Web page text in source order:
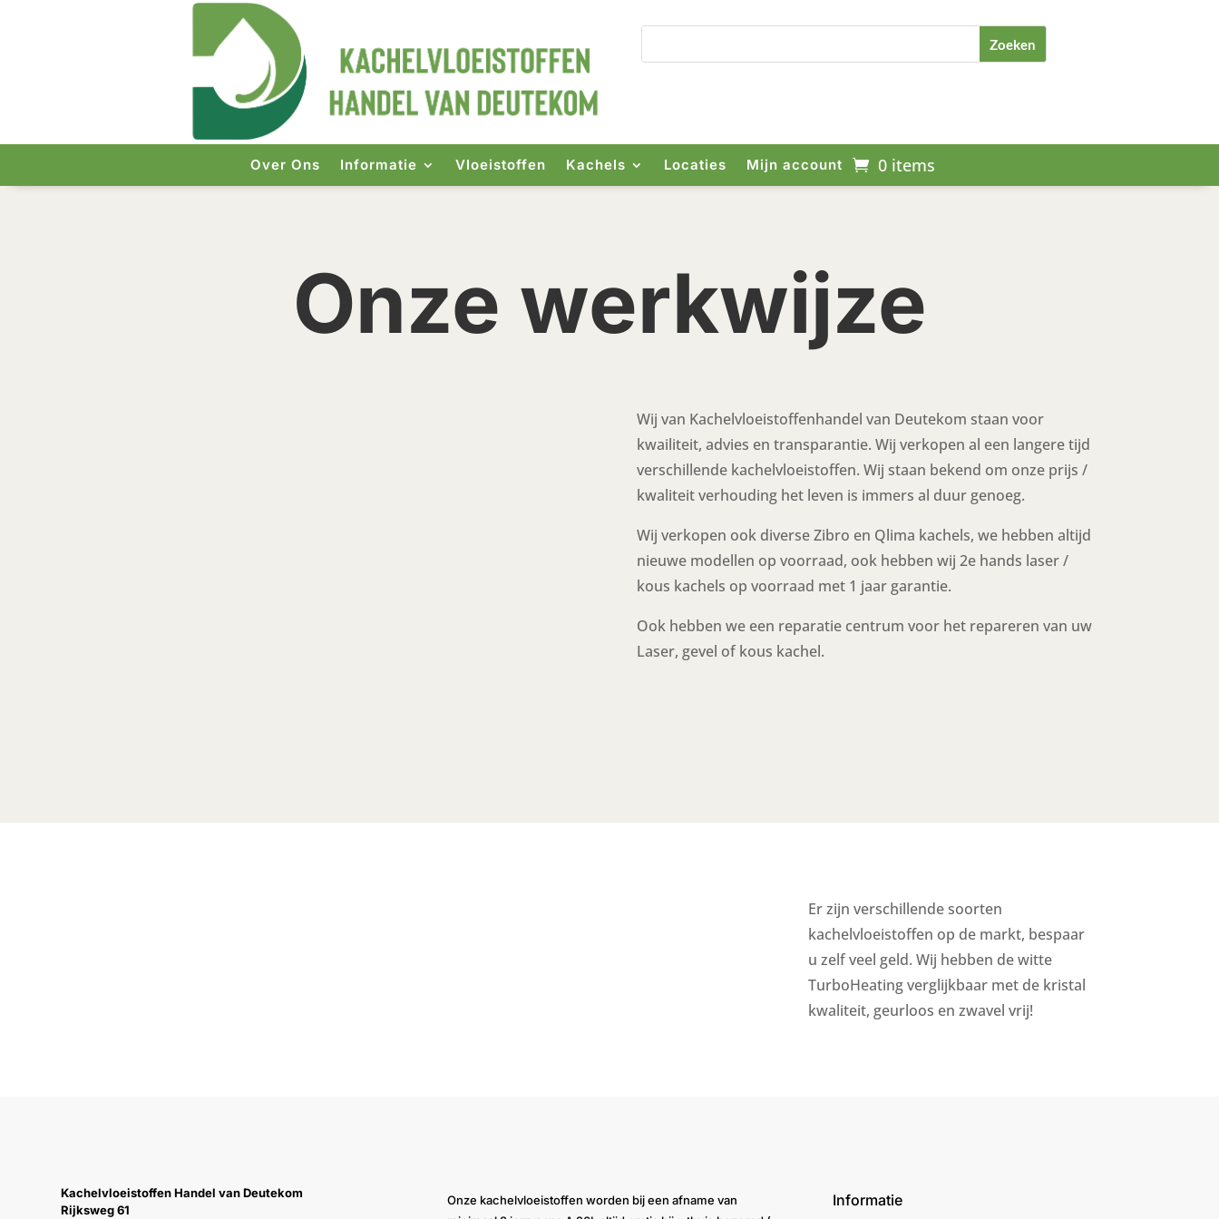
Over Ons Informatie Vloeistoffen Kachels Locaties Mijn account 0 items
Onze werkwijze
Wij van Kachelvloeistoffenhandel van Deutekom staan voor
kwailiteit, advies en transparantie. Wij verkopen al een langere tijd
verschillende kachelvloeistoffen. Wij staan bekend om onze prijs /
kwaliteit verhouding het leven is immers al duur genoeg.
Wij verkopen ook diverse Zibro en Qlima kachels, we hebben altijd
nieuwe modellen op voorraad, ook hebben wij 2e hands laser /
kous kachels op voorraad met 1 jaar garantie.
Ook hebben we een reparatie centrum voor het repareren van uw
Laser, gevel of kous kachel.
Er zijn verschillende soorten
kachelvloeistoffen op de markt, bespaar
u zelf veel geld. Wij hebben de witte
TurboHeating verglijkbaar met de kristal
kwaliteit, geurloos en zwavel vrij!
Kachelvloeistoffen Handel van Deutekom
Rijksweg 61
Onze kachelvloeistoffen worden bij een afname van
Informatie